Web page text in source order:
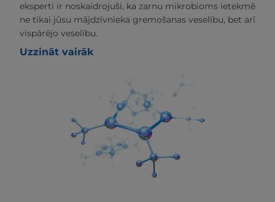
eksperti ir noskaidrojuši, ka zarnu mikrobioms ietekmē
ne tikai jūsu mājdzīvnieka gremošanas veselību, bet arī
vispārējo veselību.
Uzzināt vairāk